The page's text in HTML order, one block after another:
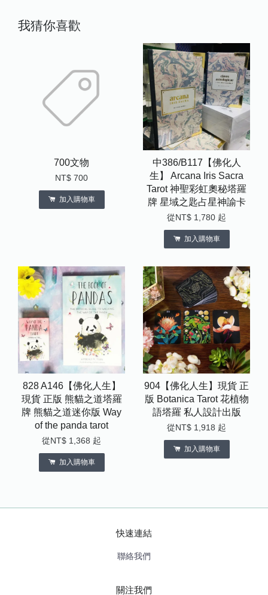
我猜你喜歡
700文物
NT$ 700
加入購物車
中386/B117【佛化人
生】 Arcana Iris Sacra
Tarot 神聖彩虹奧秘塔羅
牌 星域之匙占星神諭卡
從NT$ 1,780 起
加入購物車
828 A146【佛化人生】
現貨 正版 熊貓之道塔羅
牌 熊貓之道迷你版 Way
of the panda tarot
從NT$ 1,368 起
加入購物車
904【佛化人生】現貨 正
版 Botanica Tarot 花植物
語塔羅 私人設計出版
從NT$ 1,918 起
加入購物車
快速連結
聯絡我們
關注我們